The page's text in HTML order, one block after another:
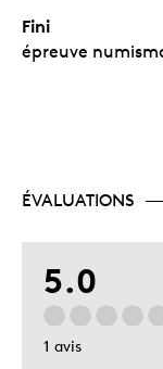
Fini
épreuve
ÉVALUATIONS
5.0
1 avis